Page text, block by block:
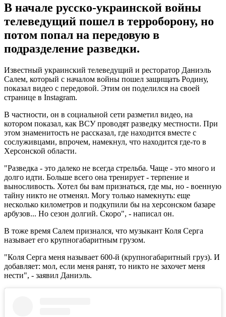
В начале русско-украинской войны
телеведущий пошел в терроборону, но
потом попал на передовую в
подразделение разведки.
Известный украинский телеведущий и ресторатор Даниэль
Салем, который с началом войны пошел защищать Родину,
показал видео с передовой. Этим он поделился на своей
странице в Instagram.
В частности, он в социальной сети разметил видео, на
котором показал, как ВСУ проводят разведку местности. При
этом знаменитость не рассказал, где находится вместе с
сослуживцами, впрочем, намекнул, что находится где-то в
Херсонской области.
"Разведка - это далеко не всегда стрельба. Чаще - это много и
долго идти. Больше всего она тренирует - терпение и
выносливость. Хотел бы вам признаться, где мы, но - военную
тайну никто не отменял. Могу только намекнуть: еще
несколько километров и подкупили бы на херсонском базаре
арбузов... Но сезон долгий. Скоро", - написал он.
В тоже время Салем признался, что музыкант Коля Серга
называет его крупногабаритным грузом.
"Коля Серга меня называет 600-й (крупногабаритный груз). И
добавляет: мол, если меня ранят, то никто не захочет меня
нести", - заявил Даниэль.